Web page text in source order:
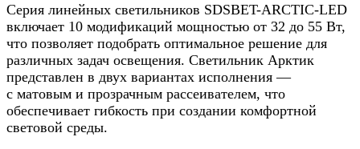
Серия линейных светильников SDSBET-ARCTIC-LED
включает 10 модификаций мощностью от 32 до 55 Вт,
что позволяет подобрать оптимальное решение для
различных задач освещения. Светильник Арктик
представлен в двух вариантах исполнения —
с матовым и прозрачным рассеивателем, что
обеспечивает гибкость при создании комфортной
световой среды.